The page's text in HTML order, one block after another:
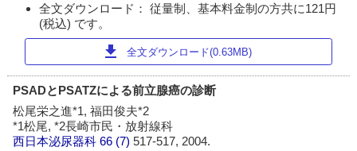
全文ダウンロード： 従量制、基本料金制の方共に121円
(税込) です。
download 全文ダウンロード(0.63MB)
PSADとPSATZによる前立腺癌の診断
松尾栄之進*1, 福田俊夫*2
*1松尾, *2長崎市民・放射線科
西日本泌尿器科 66 (7)517-517, 2004.